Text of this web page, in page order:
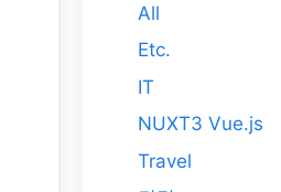
All
Etc.
IT
NUXT3 Vue.js
Travel